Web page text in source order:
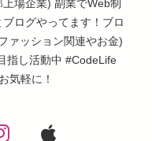
場企業) 副業でWeb制
ログやってます！ブロ
ァッション関連やお金)
指し活動中 #CodeLife
気軽に！